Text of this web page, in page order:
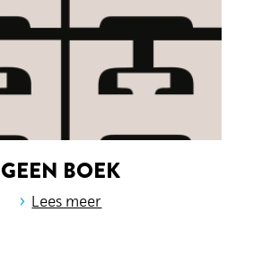
GEEN BOEK
› Lees meer